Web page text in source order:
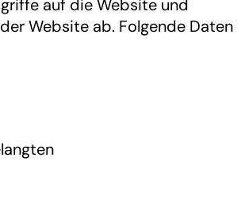
auf die Website und
Website ab. Folgende Daten